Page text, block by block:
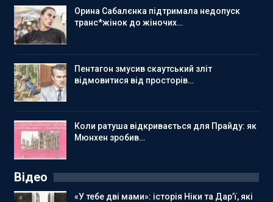
Орина Сабалєнка підтримала недопуск
транс*жінок до жіночих…
Пентагон змусив скаутський зліт
відмовитися від просторів…
Коли ратуша відкривається для Прайду: як
Мюнхен зробив…
Відео
«У тебе дві мами»: історія Ніки та Дар’ї, які